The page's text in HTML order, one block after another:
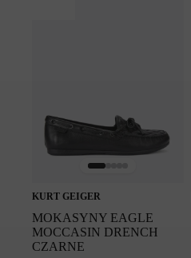
KURT GEIGER
MOKASYNY EAGLE
MOCCASIN DRENCH
CZARNE